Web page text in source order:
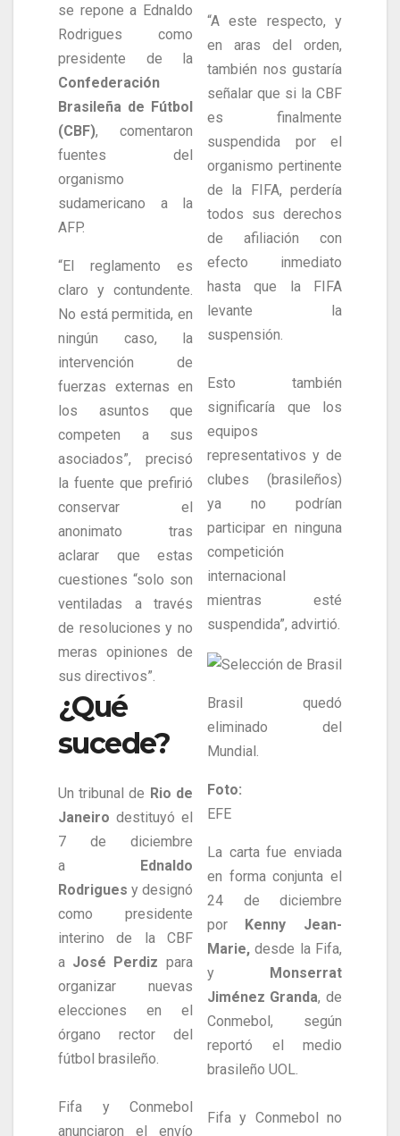
se repone a Ednaldo
Rodrigues como
presidente de la
Confederación
Brasileña de Fútbol
(CBF), comentaron
fuentes del
organismo
sudamericano a la
AFP.
“El reglamento es
claro y contundente.
No está permitida, en
ningún caso, la
intervención de
fuerzas externas en
los asuntos que
competen a sus
asociados”, precisó
la fuente que prefirió
conservar el
anonimato tras
aclarar que estas
cuestiones “solo son
ventiladas a través
de resoluciones y no
meras opiniones de
sus directivos”.
¿Qué
sucede?
Un tribunal de Rio de
Janeiro destituyó el
7 de diciembre
a
Ednaldo
Rodrigues y designó
como presidente
interino de la CBF
a José Perdiz para
organizar nuevas
elecciones en el
órgano rector del
fútbol brasileño.
Fifa y Conmebol
anunciaron el envío
“A este respecto, y
en aras del orden,
también nos gustaría
señalar que si la CBF
es finalmente
suspendida por el
organismo pertinente
de la FIFA, perdería
todos sus derechos
de afiliación con
efecto inmediato
hasta que la FIFA
levante la
suspensión.
Esto también
significaría que los
equipos
representativos y de
clubes (brasileños)
ya no podrían
participar en ninguna
competición
internacional
mientras esté
suspendida”, advirtió.
Brasil quedó
eliminado del
Mundial.
Foto:
EFE
La carta fue enviada
en forma conjunta el
24 de diciembre
por Kenny Jean-
Marie, desde la Fifa,
y Monserrat
Jiménez Granda, de
Conmebol, según
reportó el medio
brasileño UOL.
Fifa y Conmebol no